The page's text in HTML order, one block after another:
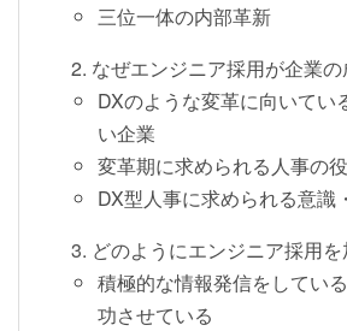
三位一体の内部革新
なぜエンジニア採用が企業
DXのような変革に向いてい
い企業
変革期に求められる人事の
DX型人事に求められる意識
どのようにエンジニア採用
積極的な情報発信をしてい
功させている